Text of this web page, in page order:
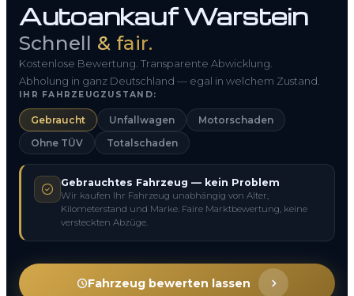
So funktioniert’s
Kontakt
FAQ
0800 1553 5546
Kostenlos anfragen
Autoankauf Warstein
Schnell & fair.
Kostenlose Bewertung. Transparente Abwicklung.
Abholung in ganz Deutschland — egal in welchem Zustand.
IHR FAHRZEUGZUSTAND:
Gebraucht Unfallwagen
Motorschaden
Ohne TÜV
Totalschaden
Gebrauchtes Fahrzeug — kein Problem
Wir kaufen Ihr Fahrzeug unabhängig von Alter,
Kilometerstand und Marke. Faire Marktbewertung, keine
versteckten Abzüge.
Fahrzeug bewerten lassen